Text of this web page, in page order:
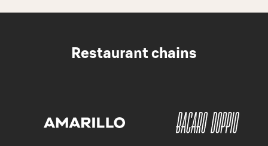
Restaurant chains